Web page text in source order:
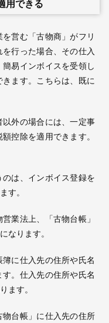
用できる
営む「古物商」がフリ
行った場合、その仕入
易インボイスを受領し
ます。こちらは、既に
外の場合には、一定事
控除を適用できます。
は、インボイス登録を
す。
業法上、「古物台帳」
なります。
に仕入先の住所や氏名
。仕入先の住所や氏名
ます。
台帳」に仕入先の住所